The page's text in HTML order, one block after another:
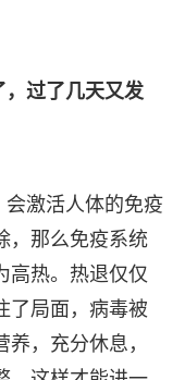
过了几天又发
激活人体的免疫
，那么免疫系统
高热。热退仅仅
了局面，病毒被
，充分休息，